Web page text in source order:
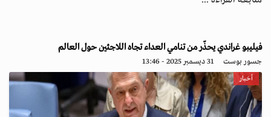
فيليبو غراندي يحذّر من تنامي العداء تجاه اللاجئين حول العالم
جسور بوست 31 ديسمبر 2025 - 13:46
أخبار